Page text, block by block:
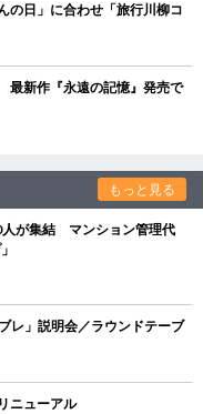
日」に合わせ「旅行川柳コ
新作『永遠の記憶』発売で
もっと見る
人が集結 マンション管理代
レ」説明会／ラウンドテーブ
ニューアル